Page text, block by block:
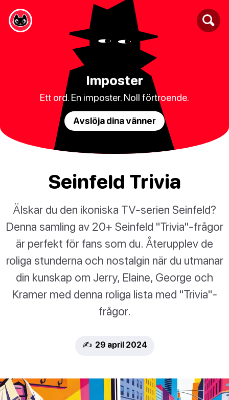
Imposter
Ett ord. En imposter. Noll förtroende.
Avslöja dina vänner
Seinfeld Trivia
Älskar du den ikoniska TV-serien Seinfeld?
Denna samling av 20+ Seinfeld "Trivia"-frågor
är perfekt för fans som du. Återupplev de
roliga stunderna och nostalgin när du utmanar
din kunskap om Jerry, Elaine, George och
Kramer med denna roliga lista med "Trivia"-
frågor.
✍️ 29 april 2024